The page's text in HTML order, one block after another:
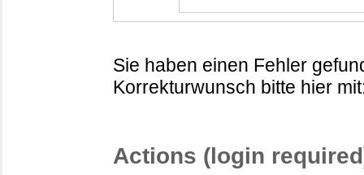
Sie haben einen Fehler
Korrekturwunsch bitte hier
Actions (login